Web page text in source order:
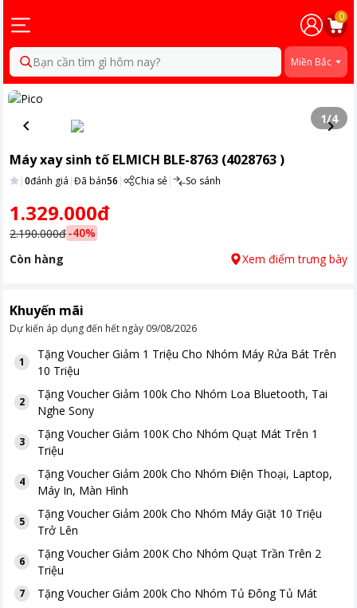
0
Bạn cần tìm gì hôm nay? Miền Bắc
1/4
Máy xay sinh tố ELMICH BLE-8763 (4028763 )
|0đánh giá |Đã bán56 | Chia sẻ| So sánh
1.329.000đ
2.190.000đ-40%
Còn hàng
Xem điểm trưng bày
Khuyến mãi
Dự kiến áp dụng đến hết ngày 09/08/2026
1
TặngVoucher Giảm 1 Triệu Cho Nhóm Máy Rửa Bát Trên
10 Triệu
2
TặngVoucher Giảm 100k Cho Nhóm Loa Bluetooth, Tai
Nghe Sony
3
TặngVoucher Giảm 100K Cho Nhóm Quạt Mát Trên 1
Triệu
4
TặngVoucher Giảm 200k Cho Nhóm Điện Thoại, Laptop,
Máy In, Màn Hình
5
TặngVoucher Giảm 200k Cho Nhóm Máy Giặt 10 Triệu
Trở Lên
6
TặngVoucher Giảm 200K Cho Nhóm Quạt Trần Trên 2
Triệu
7 TặngVoucher Giảm 200k Cho Nhóm Tủ Đông Tủ Mát